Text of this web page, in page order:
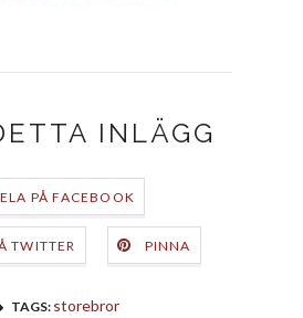
INLÄGG
PÅ FACEBOOK
TWITTER PINNA
TAGS: storebror